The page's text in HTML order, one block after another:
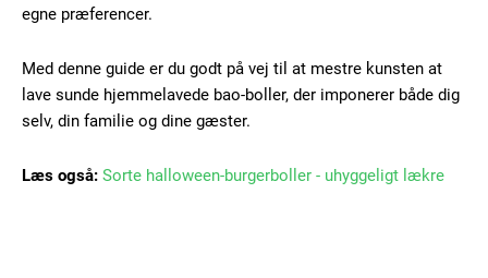
egne præferencer.
Med denne guide er du godt på vej til at mestre kunsten at
lave sunde hjemmelavede bao-boller, der imponerer både dig
selv, din familie og dine gæster.
Læs også: Sorte halloween-burgerboller - uhyggeligt lækre